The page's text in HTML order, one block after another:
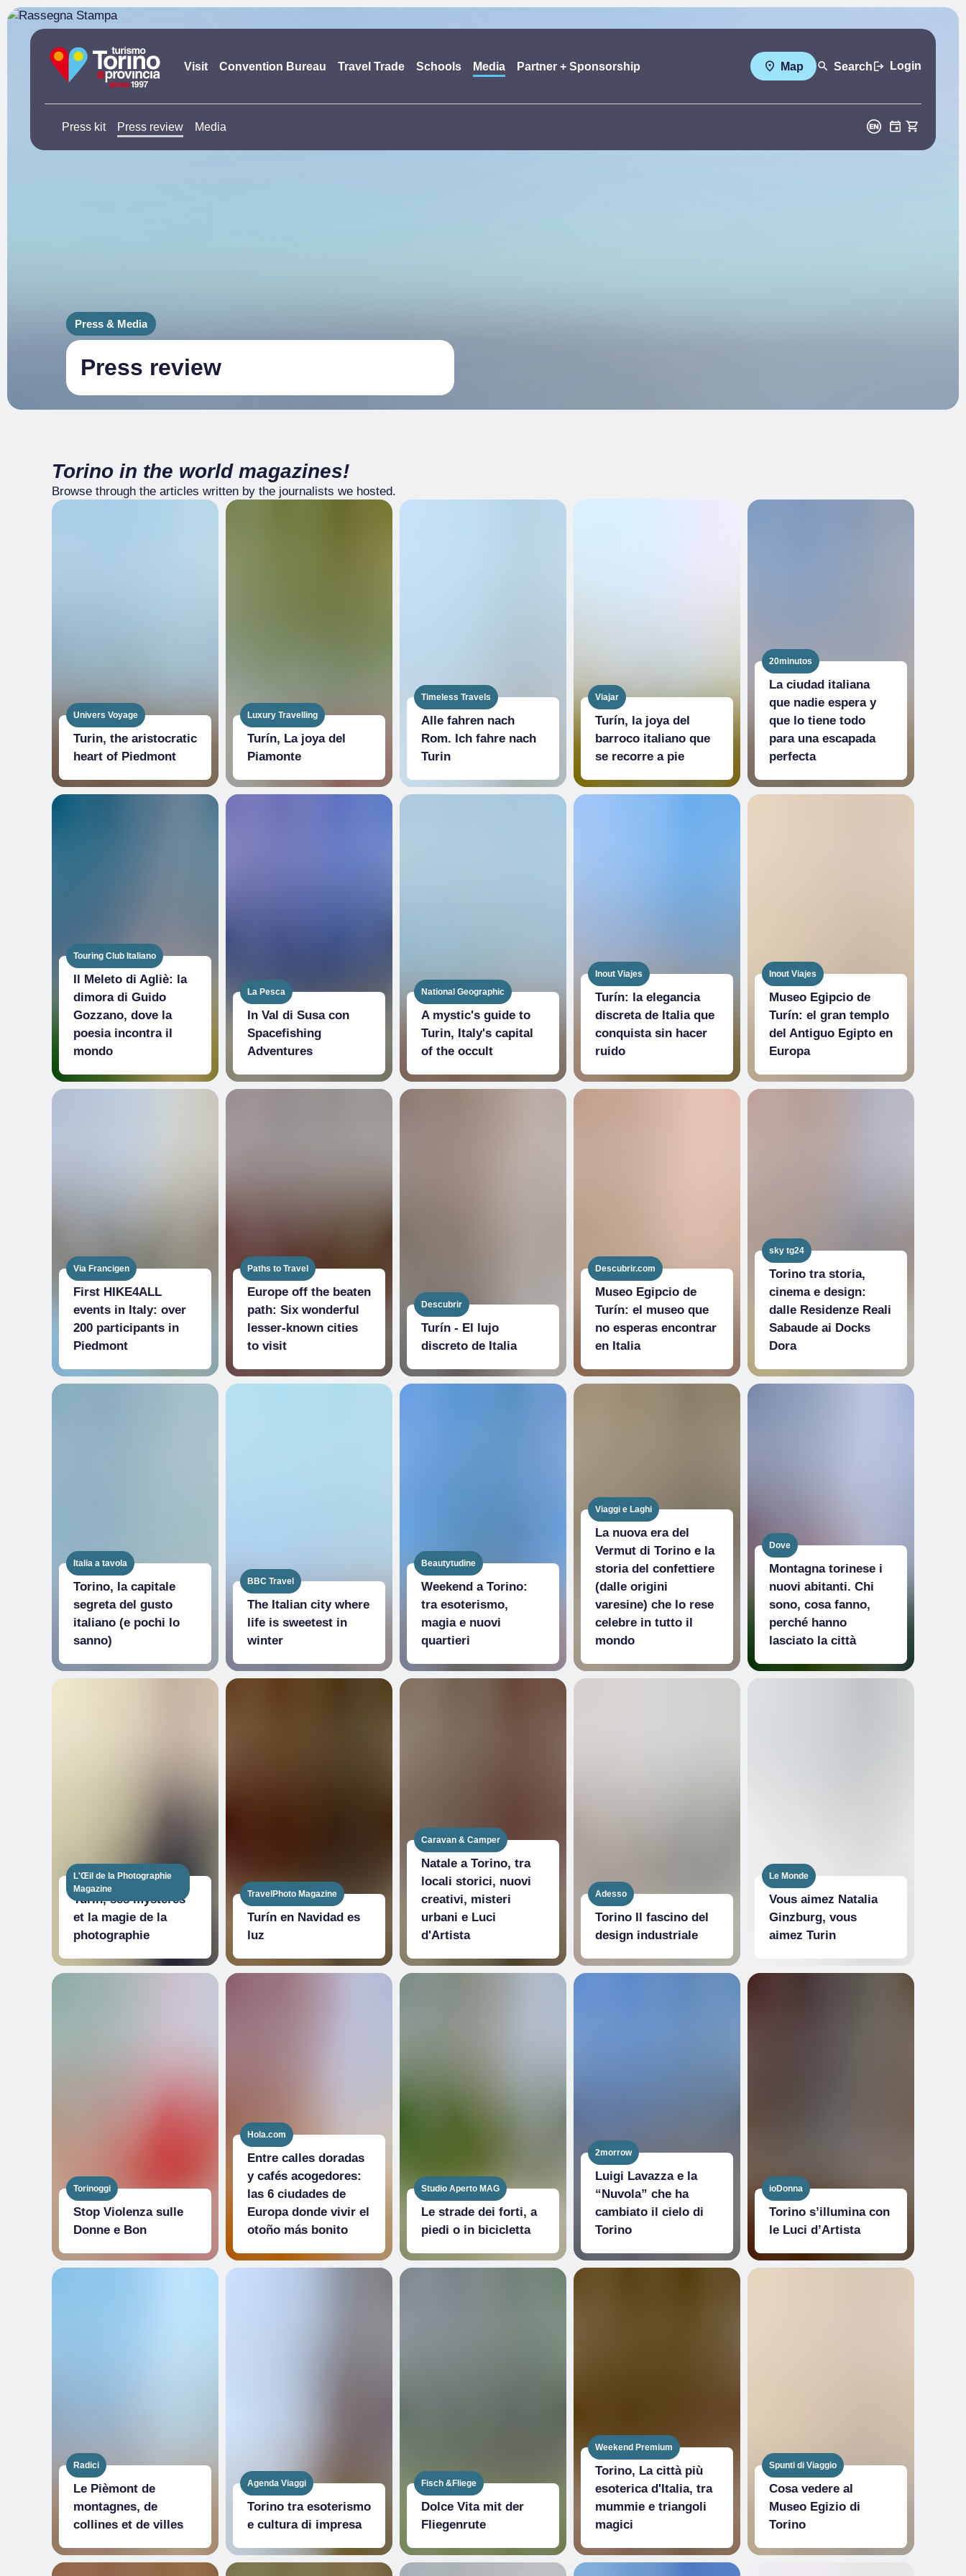
Visit Convention Bureau Travel Trade Schools Media Partner + Sponsorship Map Search Login
Press kit Press review Media
Press & Media
Press review
Torino in the world magazines!
Browse through the articles written by the journalists we hosted.
Univers Voyage
Turin, the aristocratic
heart of Piedmont
Luxury Travelling
Turín, La joya del
Piamonte
Timeless Travels
Alle fahren nach
Rom. Ich fahre nach
Turin
Viajar
Turín, la joya del
barroco italiano que
se recorre a pie
20minutos
La ciudad italiana
que nadie espera y
que lo tiene todo
para una escapada
perfecta
Touring Club Italiano
Il Meleto di Agliè: la
dimora di Guido
Gozzano, dove la
poesia incontra il
mondo
La Pesca
In Val di Susa con
Spacefishing
Adventures
National Geographic
A mystic's guide to
Turin, Italy's capital
of the occult
Inout Viajes
Turín: la elegancia
discreta de Italia que
conquista sin hacer
ruido
Inout Viajes
Museo Egipcio de
Turín: el gran templo
del Antiguo Egipto en
Europa
Via Francigen
First HIKE4ALL
events in Italy: over
200 participants in
Piedmont
Paths to Travel
Europe off the beaten
path: Six wonderful
lesser-known cities
to visit
Descubrir
Turín - El lujo
discreto de Italia
Descubrir.com
Museo Egipcio de
Turín: el museo que
no esperas encontrar
en Italia
sky tg24
Torino tra storia,
cinema e design:
dalle Residenze Reali
Sabaude ai Docks
Dora
Italia a tavola
Torino, la capitale
segreta del gusto
italiano (e pochi lo
sanno)
BBC Travel
The Italian city where
life is sweetest in
winter
Beautytudine
Weekend a Torino:
tra esoterismo,
magia e nuovi
quartieri
Viaggi e Laghi
La nuova era del
Vermut di Torino e la
storia del confettiere
(dalle origini
varesine) che lo rese
celebre in tutto il
mondo
Dove
Montagna torinese i
nuovi abitanti. Chi
sono, cosa fanno,
perché hanno
lasciato la città
L'Œil de la Photographie
Magazine
Turin, ses mystères
et la magie de la
photographie
TravelPhoto Magazine
Turín en Navidad es
luz
Caravan & Camper
Natale a Torino, tra
locali storici, nuovi
creativi, misteri
urbani e Luci
d'Artista
Adesso
Torino Il fascino del
design industriale
Le Monde
Vous aimez Natalia
Ginzburg, vous
aimez Turin
Torinoggi
Stop Violenza sulle
Donne e Bon
Hola.com
Entre calles doradas
y cafés acogedores:
las 6 ciudades de
Europa donde vivir el
otoño más bonito
Studio Aperto MAG
Le strade dei forti, a
piedi o in bicicletta
2morrow
Luigi Lavazza e la
“Nuvola” che ha
cambiato il cielo di
Torino
ioDonna
Torino s’illumina con
le Luci d’Artista
Radici
Le Pièmont de
montagnes, de
collines et de villes
Agenda Viaggi
Torino tra esoterismo
e cultura di impresa
Fisch &Fliege
Dolce Vita mit der
Fliegenrute
Weekend Premium
Torino, La città più
esoterica d'Italia, tra
mummie e triangoli
magici
Spunti di Viaggio
Cosa vedere al
Museo Egizio di
Torino